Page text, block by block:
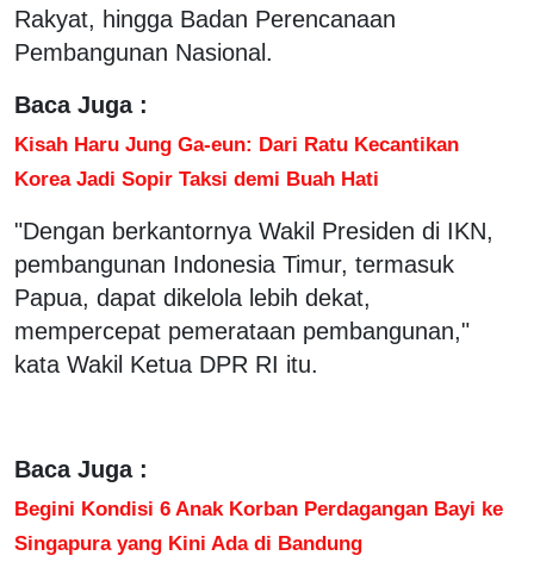
Rakyat, hingga Badan Perencanaan
Pembangunan Nasional.
Baca Juga :
Kisah Haru Jung Ga-eun: Dari Ratu Kecantikan
Korea Jadi Sopir Taksi demi Buah Hati
"Dengan berkantornya Wakil Presiden di IKN,
pembangunan Indonesia Timur, termasuk
Papua, dapat dikelola lebih dekat,
mempercepat pemerataan pembangunan,"
kata Wakil Ketua DPR RI itu.
Baca Juga :
Begini Kondisi 6 Anak Korban Perdagangan Bayi ke
Singapura yang Kini Ada di Bandung